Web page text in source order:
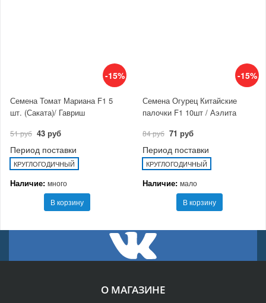
-15%
Семена Томат Мариана F1 5
шт. (Саката)/ Гавриш
51 руб 43 руб
Период поставки
КРУГЛОГОДИЧНЫЙ
Наличие: много
В корзину
-15%
Семена Огурец Китайские
палочки F1 10шт / Аэлита
84 руб 71 руб
Период поставки
КРУГЛОГОДИЧНЫЙ
Наличие: мало
В корзину
О МАГАЗИНЕ